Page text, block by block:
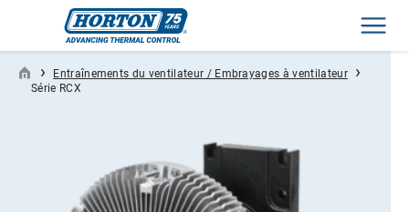
› Entraînements du ventilateur / Embrayages à ventilateur ›
Série RCX